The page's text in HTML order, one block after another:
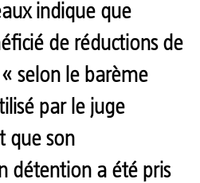
indique que
de réductions de
selon le barème
par le juge
que son
détention a été pris